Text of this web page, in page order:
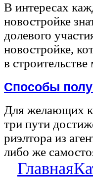
В интересах
новостройке
долевого
новостройке,
в
Способы
Для желающих
три пути
риэлтора из
либо же
Главная